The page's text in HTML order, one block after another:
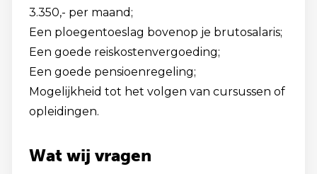
3.350,- per maand;
Een ploegentoeslag bovenop je brutosalaris;
Een goede reiskostenvergoeding;
Een goede pensioenregeling;
Mogelijkheid tot het volgen van cursussen of
opleidingen.
Wat wij vragen